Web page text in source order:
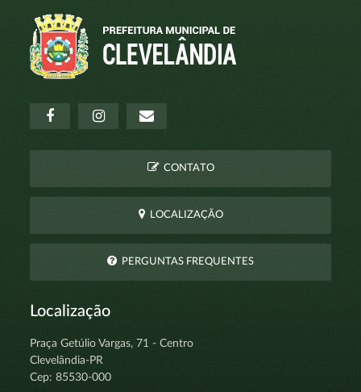
CONTATO
LOCALIZAÇÃO
PERGUNTAS FREQUENTES
Localização
Praça Getúlio Vargas, 71 - Centro
Clevelândia-PR
Cep: 85530-000